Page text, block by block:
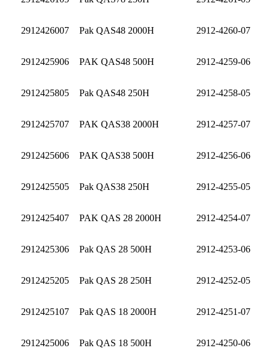
2912426007 Pak QAS48 2000H 2912-4260-07
2912425906 PAK QAS48 500H 2912-4259-06
2912425805 Pak QAS48 250H 2912-4258-05
2912425707 PAK QAS38 2000H 2912-4257-07
2912425606 PAK QAS38 500H 2912-4256-06
2912425505 Pak QAS38 250H 2912-4255-05
2912425407 PAK QAS 28 2000H 2912-4254-07
2912425306 Pak QAS 28 500H 2912-4253-06
2912425205 Pak QAS 28 250H 2912-4252-05
2912425107 Pak QAS 18 2000H 2912-4251-07
2912425006 Pak QAS 18 500H 2912-4250-06